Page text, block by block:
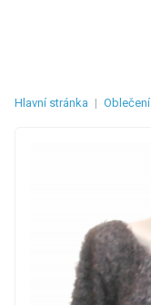
Hlavní stránka | Oblečení